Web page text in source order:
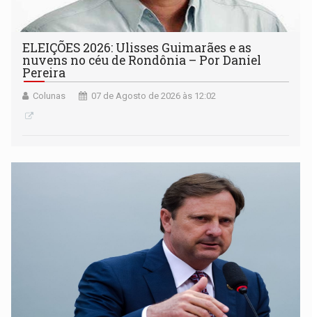
ELEIÇÕES 2026: Ulisses Guimarães e as
nuvens no céu de Rondônia – Por Daniel
Pereira
Colunas 07 de Agosto de 2026 às 12:02